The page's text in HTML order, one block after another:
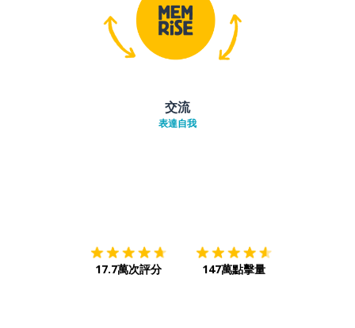
交流
表達自我
17.7萬次評分 147萬點擊量